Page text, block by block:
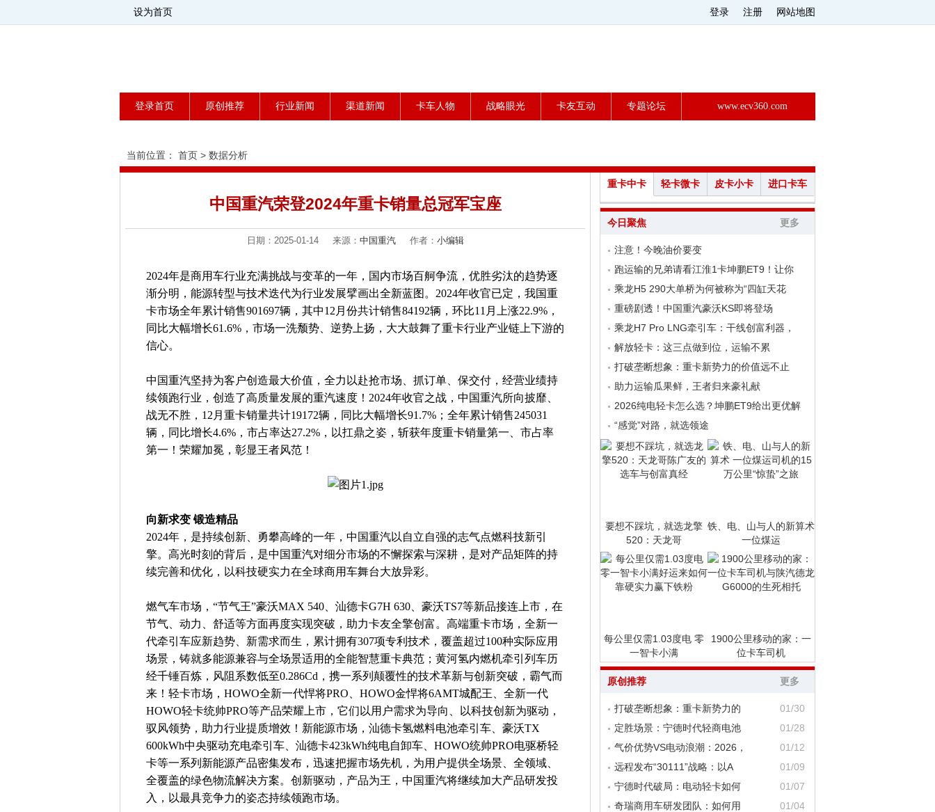
设为首页 登录 注册 网站地图
登录首页 原创推荐 行业新闻 渠道新闻 卡车人物 战略眼光 卡友互动 专题论坛 www.ecv360.com
当前位置： 首页 > 数据分析
中国重汽荣登2024年重卡销量总冠军宝座
日期：2025-01-14 来源： 中国重汽作者： 小编辑
2024年是商用车行业充满挑战与变革的一年，国内市场百舸争流，优胜劣汰的趋势逐
渐分明，能源转型与技术迭代为行业发展擘画出全新蓝图。2024年收官已定，我国重
卡市场全年累计销售901697辆，其中12月份共计销售84192辆，环比11月上涨22.9%，
同比大幅增长61.6%，市场一洗颓势、逆势上扬，大大鼓舞了重卡行业产业链上下游的
信心。
中国重汽坚持为客户创造最大价值，全力以赴抢市场、抓订单、保交付，经营业绩持
续领跑行业，创造了高质量发展的重汽速度！2024年收官之战，中国重汽所向披靡、
战无不胜，12月重卡销量共计19172辆，同比大幅增长91.7%；全年累计销售245031
辆，同比增长4.6%，市占率达27.2%，以扛鼎之姿，斩获年度重卡销量第一、市占率
第一！荣耀加冕，彰显王者风范！
向新求变 锻造精品
2024年，是持续创新、勇攀高峰的一年，中国重汽以自立自强的志气点燃科技新引
擎。高光时刻的背后，是中国重汽对细分市场的不懈探索与深耕，是对产品矩阵的持
续完善和优化，以科技硬实力在全球商用车舞台大放异彩。
燃气车市场，“节气王”豪沃MAX 540、汕德卡G7H 630、豪沃TS7等新品接连上市，在
节气、动力、舒适等方面再度实现突破，助力卡友全擎创富。高端重卡市场，全新一
代牵引车应新趋势、新需求而生，累计拥有307项专利技术，覆盖超过100种实际应用
场景，铸就多能源兼容与全场景适用的全能智慧重卡典范；黄河氢内燃机牵引列车历
经千锤百炼，风阻系数低至0.286Cd，携一系列颠覆性的技术革新与创新突破，霸气而
来！轻卡市场，HOWO全新一代悍将PRO、HOWO金悍将6AMT城配王、全新一代
HOWO轻卡统帅PRO等产品荣耀上市，它们以用户需求为导向、以科技创新为驱动，
驭风领势，助力行业提质增效！新能源市场，汕德卡氢燃料电池牵引车、豪沃TX
600kWh中央驱动充电牵引车、汕德卡423kWh纯电自卸车、HOWO统帅PRO电驱桥轻
卡等一系列新能源产品密集发布，迅速把握市场先机，为用户提供全场景、全领域、
全覆盖的绿色物流解决方案。创新驱动，产品为王，中国重汽将继续加大产品研发投
入，以最具竞争力的姿态持续领跑市场。
重卡中卡 轻卡微卡 皮卡小卡 进口卡车
今日聚焦 更多
注意！今晚油价要变
跑运输的兄弟请看江淮1卡坤鹏ET9！让你
乘龙H5 290大单桥为何被称为“四缸天花
重磅剧透！中国重汽豪沃KS即将登场
乘龙H7 Pro LNG牵引车：干线创富利器，
解放轻卡：这三点做到位，运输不累
打破垄断想象：重卡新势力的价值远不止
助力运输瓜果鲜，王者归来豪礼献
2026纯电轻卡怎么选？坤鹏ET9给出更优解
“感觉”对路，就选领途
要想不踩坑，就选龙擎
520：天龙哥
铁、电、山与人的新算术
一位煤运
每公里仅需1.03度电 零
一智卡小满
1900公里移动的家：一
位卡车司机
原创推荐 更多
打破垄断想象：重卡新势力的
01/30
定胜场景：宁德时代轻商电池
01/28
气价优势VS电动浪潮：2026，
01/12
远程发布“30111”战略：以A
01/09
宁德时代破局：电动轻卡如何
01/07
奇瑞商用车研发团队：如何用
01/04